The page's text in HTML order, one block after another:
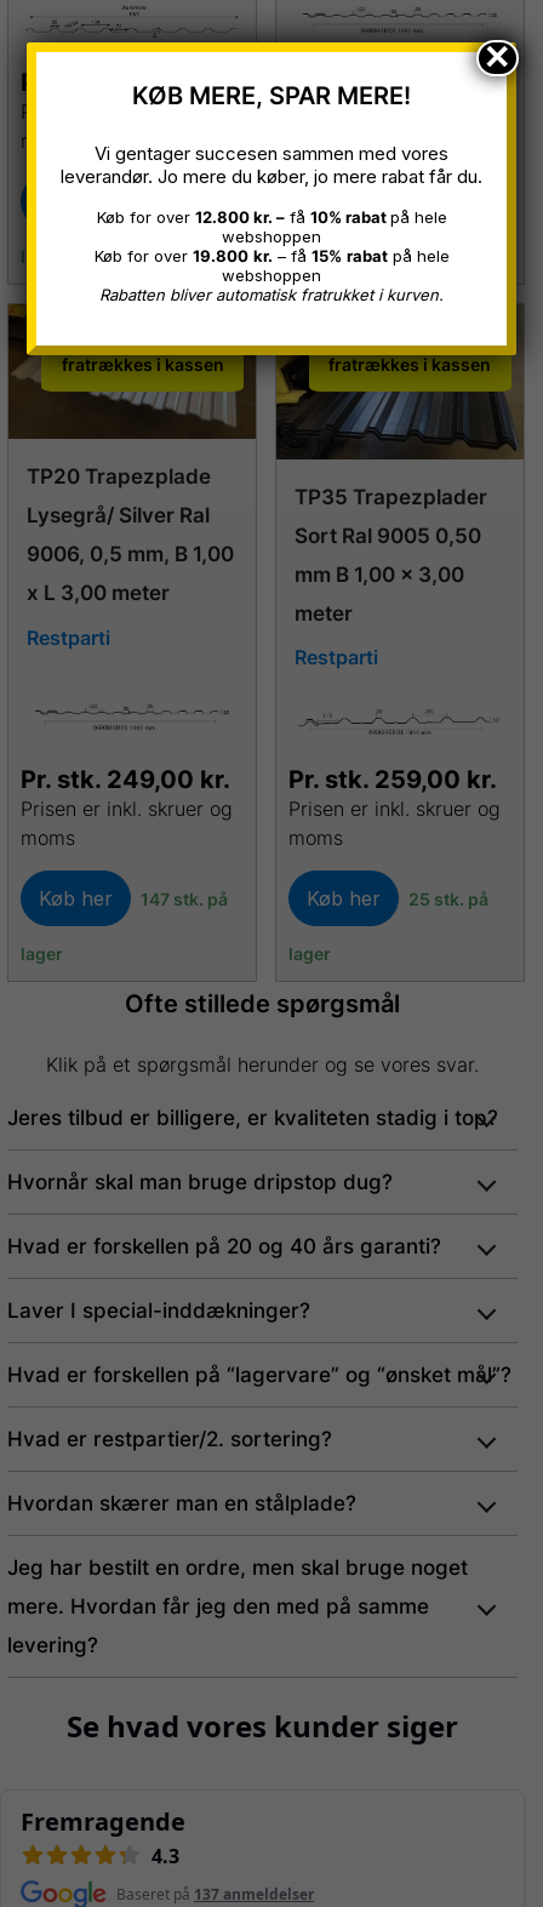
Pr. stk. 247,00 kr.
Prisen er inkl. skruer og
moms
lager
Pr. stk.259,00 kr.
Prisen er inkl. skruer og
lager
få rabat op til 15% rabat
fratrækkes i kassen
TP20 Trapezplade
Lysegrå/ Silver Ral
9006, 0,5 mm, B 1,00
x L 3,00 meter
Restparti
Pr. stk. 249,00 kr.
Prisen er inkl. skruer og
moms
Køb her 147 stk. på
lager
få rabat op til 15% rabat
fratrækkes i kassen
TP35 Trapezplader
Sort Ral 9005 0,50
mm B 1,00 x 3,00
meter
Restparti
Pr. stk. 259,00 kr.
Prisen er inkl. skruer og
moms
Køb her 25 stk. på
lager
Ofte stillede spørgsmål
Klik på et spørgsmål herunder og se vores svar.
Jeres tilbud er billigere, er kvaliteten stadig i top?
Hvornår skal man bruge dripstop dug?
Hvad er forskellen på 20 og 40 års garanti?
Laver I special-inddækninger?
Hvad er forskellen på “lagervare” og “ønsket mål”?
Hvad er restpartier/2. sortering?
Hvordan skærer man en stålplade?
Jeg har bestilt en ordre, men skal bruge noget
mere. Hvordan får jeg den med på samme
levering?
KØB MERE, SPAR MERE!
Vi gentager succesen sammen med vores
leverandør. Jo mere du køber, jo mere rabat får du.
Køb for over 12.800 kr. –få 10% rabatpå hele
webshoppen
Køb for over 19.800 kr. – få 15% rabatpå hele
webshoppen
Rabatten bliver automatisk fratrukket i kurven.
×